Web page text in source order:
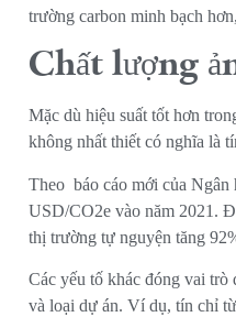
trường carbon minh bạch
Chất lượng
Mặc dù hiệu suất tốt hơn
không nhất thiết có nghĩa là
Theo báo cáo mới của Ngân
USD/CO2e vào năm 2021.
thị trường tự nguyện tăng
Các yếu tố khác đóng vai
và loại dự án. Ví dụ, tín chỉ